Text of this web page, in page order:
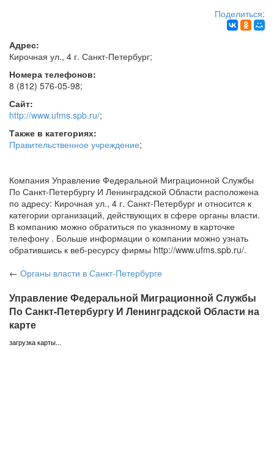
Поделиться:
Адрес:
Кирочная ул., 4 г. Санкт-Петербург;
Номера телефонов:
8 (812) 576-05-98;
Сайт:
http://www.ufms.spb.ru/;
Также в категориях:
Правительственное учреждение;
Компания Управление Федеральной Миграционной Службы
По Санкт-Петербургу И Ленинградской Области расположена
по адресу: Кирочная ул., 4 г. Санкт-Петербург и относится к
категории организаций, действующих в сфере органы власти.
В компанию можно обратиться по указнному в карточке
телефону . Больше информации о компании можно узнать
обратившись к веб-ресурсу фирмы http://www.ufms.spb.ru/.
← Органы власти в Санкт-Петербурге
Управление Федеральной Миграционной Службы
По Санкт-Петербургу И Ленинградской Области на
карте
загрузка карты...